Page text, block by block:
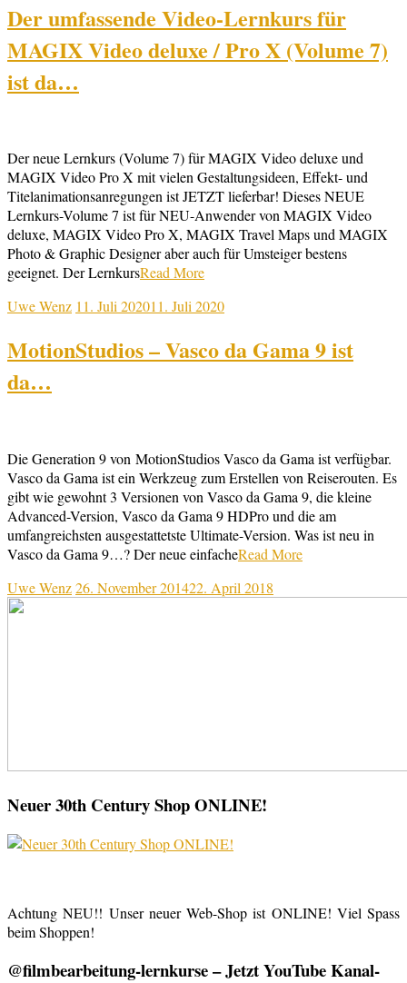
Der umfassende Video-Lernkurs für
MAGIX Video deluxe / Pro X (Volume 7)
ist da…
Der neue Lernkurs (Volume 7) für MAGIX Video deluxe und
MAGIX Video Pro X mit vielen Gestaltungsideen, Effekt- und
Titelanimationsanregungen ist JETZT lieferbar! Dieses NEUE
Lernkurs-Volume 7 ist für NEU-Anwender von MAGIX Video
deluxe, MAGIX Video Pro X, MAGIX Travel Maps und MAGIX
Photo & Graphic Designer aber auch für Umsteiger bestens
geeignet. Der LernkursRead More
Uwe Wenz 11. Juli 202011. Juli 2020
MotionStudios – Vasco da Gama 9 ist
da…
Die Generation 9 von MotionStudios Vasco da Gama ist verfügbar.
Vasco da Gama ist ein Werkzeug zum Erstellen von Reiserouten. Es
gibt wie gewohnt 3 Versionen von Vasco da Gama 9, die kleine
Advanced-Version, Vasco da Gama 9 HDPro und die am
umfangreichsten ausgestattetste Ultimate-Version. Was ist neu in
Vasco da Gama 9…? Der neue einfacheRead More
Uwe Wenz26. November 201422. April 2018
Neuer 30th Century Shop ONLINE!
Achtung NEU!! Unser neuer Web-Shop ist ONLINE! Viel Spass
beim Shoppen!
@filmbearbeitung-lernkurse – Jetzt YouTube Kanal-